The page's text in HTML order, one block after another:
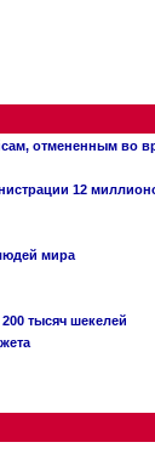
отмененным во
12
мира
тысяч шекелей